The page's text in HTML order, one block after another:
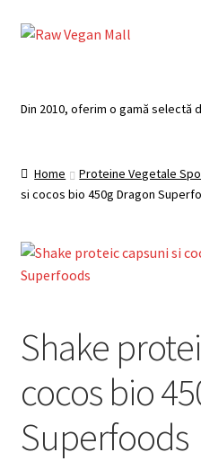
Skip
Skip
Categorii
Contul meu
Din 2010, oferim o gamă selectă
Home Proteine Vegetale
si cocos bio 450g Dragon
Shake
cocos bio
Superfoods